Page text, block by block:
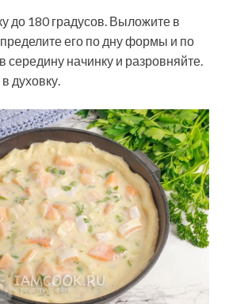
до 180 градусов. Выложите в
его по дну формы и по
середину начинку и разровняйте.
духовку.